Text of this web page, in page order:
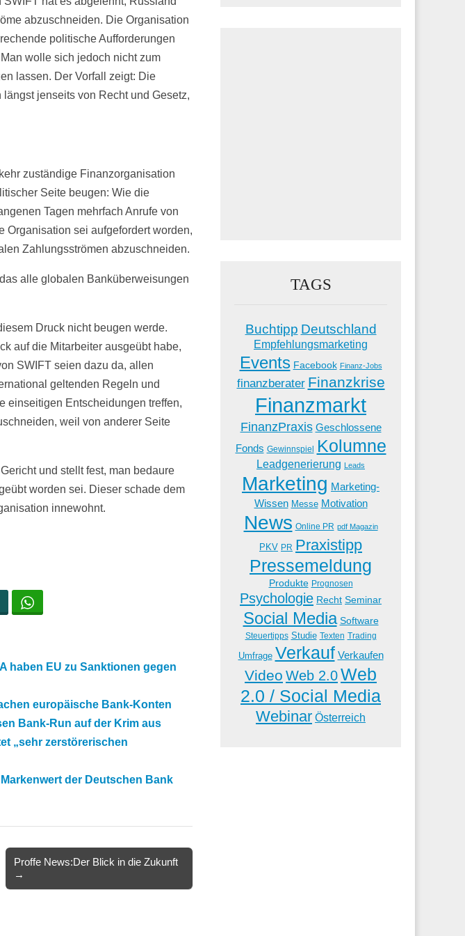
abzuschneiden. Die Organisation
politische Aufforderungen
wolle sich jedoch nicht zum
lassen. Der Vorfall zeigt: Die
jenseits von Recht und Gesetz,
zuständige Finanzorganisation
Seite beugen: Wie die
Tagen mehrfach Anrufe von
Organisation sei aufgefordert worden,
Zahlungsströmen abzuschneiden.
alle globalen Banküberweisungen
Druck nicht beugen werde.
auf die Mitarbeiter ausgeübt habe,
SWIFT seien dazu da, allen
geltenden Regeln und
einseitigen Entscheidungen treffen,
weil von anderer Seite
und stellt fest, man bedaure
worden sei. Dieser schade dem
innewohnt.
haben EU zu Sanktionen gegen
europäische Bank-Konten
Bank-Run auf der Krim aus
„sehr zerstörerischen
der Deutschen Bank
Proffe News:Der Blick in die Zukunft
→
TAGS
Buchtipp Deutschland
Empfehlungsmarketing
Events Facebook Finanz-Jobs
finanzberater Finanzkrise
Finanzmarkt
FinanzPraxis Geschlossene
Fonds Gewinnspiel Kolumne
Leadgenerierung Leads
Marketing Marketing-
Wissen Messe Motivation
News Online PR pdf Magazin
PKV PR Praxistipp
Pressemeldung
Produkte Prognosen
Psychologie Recht Seminar
Social Media Software
Steuertipps Studie Texten Trading
Umfrage Verkauf Verkaufen
Video Web 2.0Web
2.0 / Social Media
Webinar Österreich